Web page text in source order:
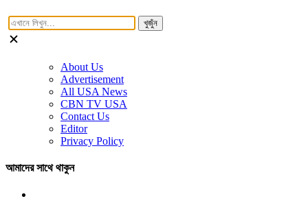
খুজুঁন
About Us
Advertisement
All USA News
CBN TV USA
Contact Us
Editor
Privacy Policy
আমাদের সাথে থাকুন